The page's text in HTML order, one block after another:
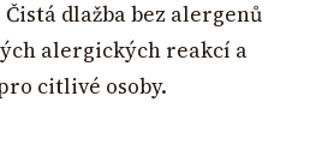
dlažba bez alergenů
alergických reakcí a
citlivé osoby.